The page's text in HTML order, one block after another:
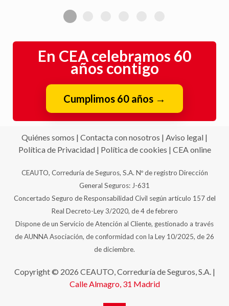
En CEA celebramos 60
años contigo
Cumplimos 60 años →
Quiénes somos | Contacta con nosotros | Aviso legal |
Política de Privacidad| Política de cookies | CEA online
CEAUTO, Correduría de Seguros, S.A. Nº de registro Dirección
General Seguros: J-631
Concertado Seguro de Responsabilidad Civil según artículo 157 del
Real Decreto-Ley 3/2020, de 4 de febrero
Dispone de un Servicio de Atención al Cliente, gestionado a través
de AUNNA Asociación, de conformidad con la Ley 10/2025, de 26
de diciembre.
Copyright © 2026 CEAUTO, Correduría de Seguros, S.A. |
Calle Almagro, 31 Madrid